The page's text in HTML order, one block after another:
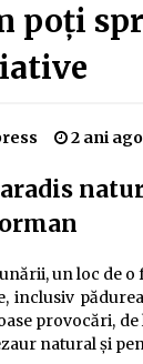
ago
poți
2 ani ago
un loc de
inclusiv
provocări,
natural și